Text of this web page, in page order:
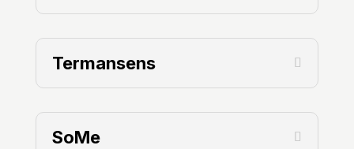
Termansens
SoMe